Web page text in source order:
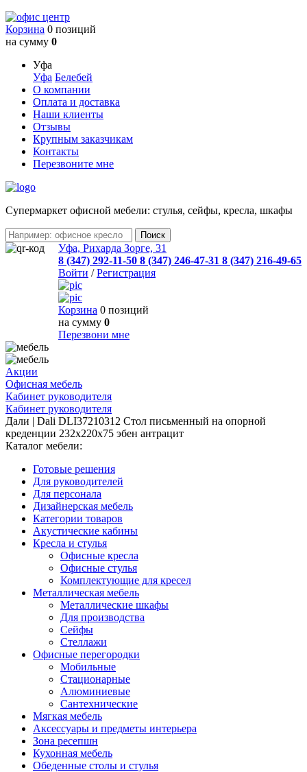
Корзина 0 позиций
на сумму 0
Уфа
Уфа Белебей
О компании
Оплата и доставка
Наши клиенты
Отзывы
Крупным заказчикам
Контакты
Перезвоните мне
Cупермаркет офисной мебели: стулья, сейфы, кресла, шкафы
Уфа, Рихарда Зорге, 31
8 (347) 292-11-50 8 (347) 246-47-31 8 (347) 216-49-65
Войти /Регистрация
Корзина 0 позиций
на сумму 0
Перезвони мне
Акции
Офисная мебель
Кабинет руководителя
Кабинет руководителя
Дали | Dali DLI37210312 Стол письменный на опорной
креденции 232x220x75 эбен антрацит
Каталог мебели:
Готовые решения
Для руководителей
Для персонала
Дизайнерская мебель
Категории товаров
Акустические кабины
Кресла и стулья
Офисные кресла
Офисные стулья
Комплектующие для кресел
Металлическая мебель
Металлические шкафы
Для производства
Сейфы
Стеллажи
Офисные перегородки
Мобильные
Стационарные
Алюминиевые
Сантехнические
Мягкая мебель
Аксессуары и предметы интерьера
Зона ресепшн
Кухонная мебель
Обеденные столы и стулья